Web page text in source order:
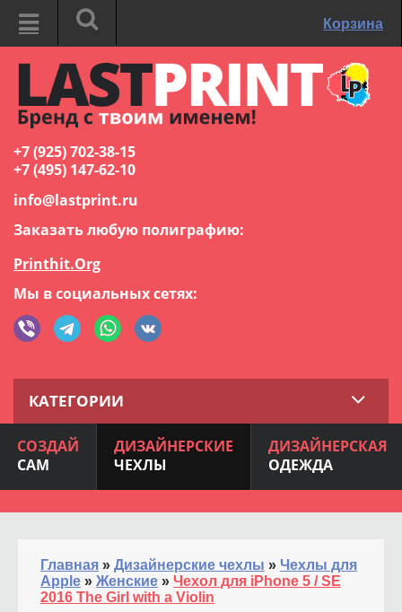
Корзина
+7 (925) 702-38-15
+7 (495) 147-62-10
info@lastprint.ru
Заказать любую полиграфию:
Printhit.Org
Мы в социальных сетях:
КАТЕГОРИИ
СОЗДАЙ
САМ
ДИЗАЙНЕРСКИЕ
ЧЕХЛЫ
ДИЗАЙНЕРСКАЯ
ОДЕЖДА
Главная » Дизайнерские чехлы » Чехлы для
Apple » Женские » Чехол для iPhone 5 / SE
2016 The Girl with a Violin